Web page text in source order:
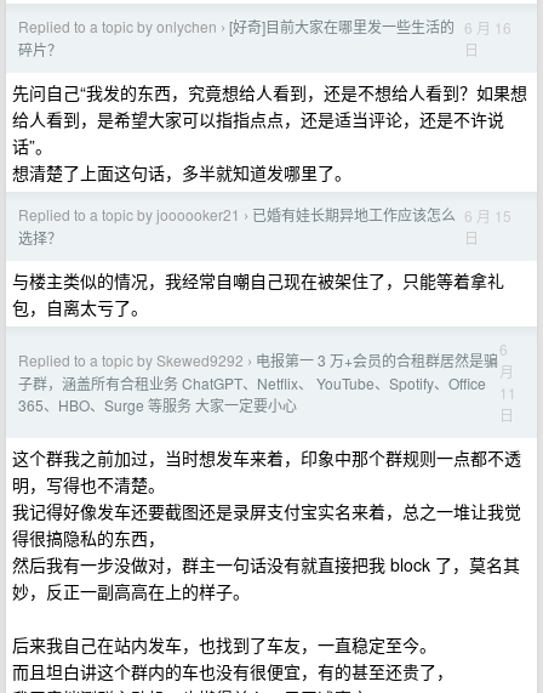
Replied to a topic by onlychen › [好奇]目前大家在哪里发一些生活的
碎片？
6 月 16
日
先问自己“我发的东西，究竟想给人看到，还是不想给人看到？如果想
给人看到，是希望大家可以指指点点，还是适当评论，还是不许说
话”。
想清楚了上面这句话，多半就知道发哪里了。
Replied to a topic by joooooker21 › 已婚有娃长期异地工作应该怎么
选择？
6 月 15
日
与楼主类似的情况，我经常自嘲自己现在被架住了，只能等着拿礼
包，自离太亏了。
Replied to a topic by Skewed9292 › 电报第一 3 万+会员的合租群居然是骗
子群，涵盖所有合租业务 ChatGPT、Netflix、 YouTube、Spotify、Office
365、HBO、Surge 等服务 大家一定要小心
6
月
11
日
这个群我之前加过，当时想发车来着，印象中那个群规则一点都不透
明，写得也不清楚。
我记得好像发车还要截图还是录屏支付宝实名来着，总之一堆让我觉
得很搞隐私的东西，
然后我有一步没做对，群主一句话没有就直接把我 block 了，莫名其
妙，反正一副高高在上的样子。
后来我自己在站内发车，也找到了车友，一直稳定至今。
而且坦白讲这个群内的车也没有很便宜，有的甚至还贵了，